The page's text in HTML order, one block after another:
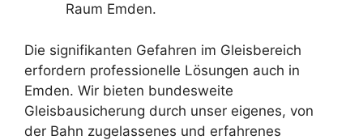
Raum Emden.
Die signifikanten Gefahren im Gleisbereich
erfordern professionelle Lösungen auch in
Emden. Wir bieten bundesweite
Gleisbausicherung durch unser eigenes, von
der Bahn zugelassenes und erfahrenes